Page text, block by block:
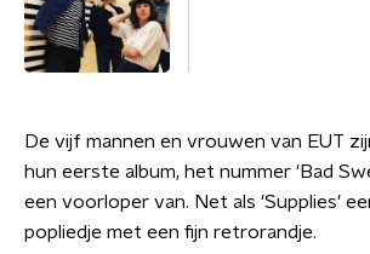
De vijf mannen en vrouwen van EUT
hun eerste album, het nummer 'Bad
een voorloper van. Net als 'Supplies'
popliedje met een fijn retrorandje.